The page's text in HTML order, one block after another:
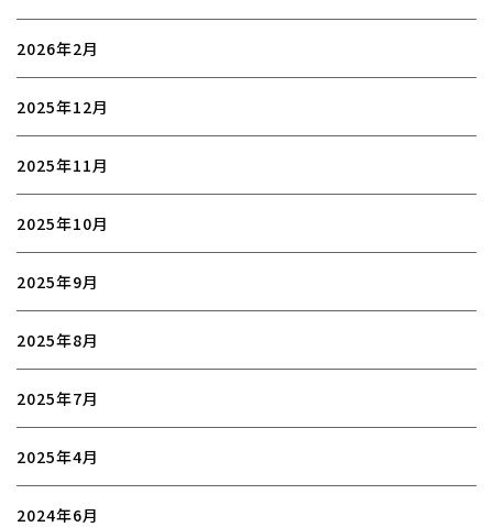
2026年2月
2025年12月
2025年11月
2025年10月
2025年9月
2025年8月
2025年7月
2025年4月
2024年6月